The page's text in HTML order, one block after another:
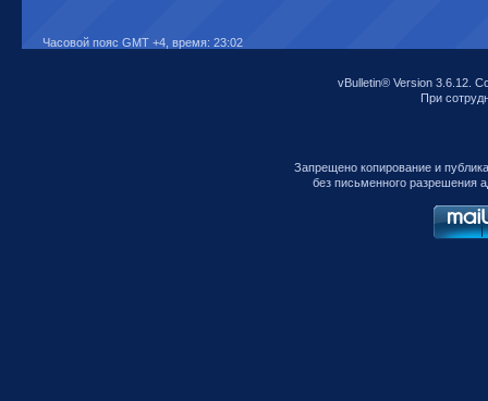
Часовой пояс GMT +4, время: 23:02
vBulletin® Version 3.6.12.
При
Запрещено копирование и
без письменного разрешения